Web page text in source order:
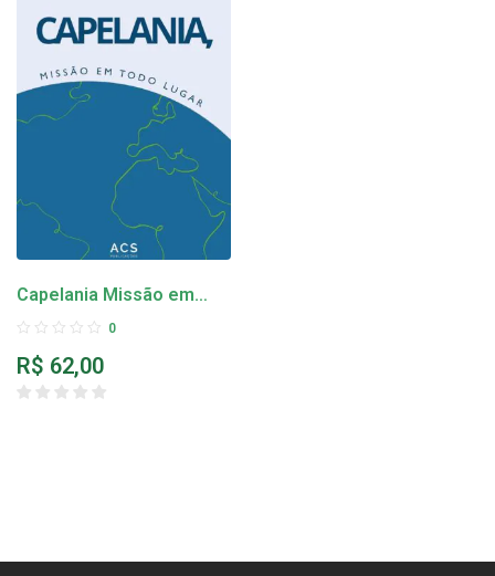
Capelania Missão em
todo lugar 0
R$ 62,00